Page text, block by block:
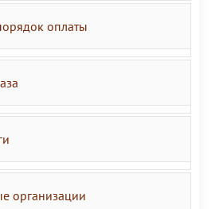
оплаты
организации